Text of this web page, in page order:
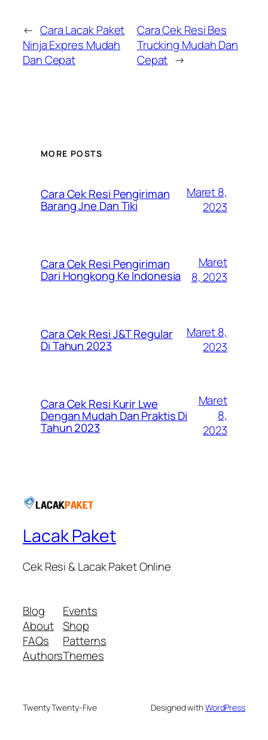
← Cara Lacak Paket
Ninja Expres Mudah
Dan Cepat
Cara Cek Resi Bes
Trucking Mudah Dan
Cepat →
MORE POSTS
Cara Cek Resi Pengiriman
Barang Jne Dan Tiki
Maret 8,
2023
Cara Cek Resi Pengiriman
Dari Hongkong Ke Indonesia
Maret
8, 2023
Cara Cek Resi J&T Regular
Di Tahun 2023
Maret 8,
2023
Cara Cek Resi Kurir Lwe
Dengan Mudah Dan Praktis Di
Tahun 2023
Maret
8,
2023
Lacak Paket
Cek Resi & Lacak Paket Online
Blog
About
FAQs
Authors
Events
Shop
Patterns
Themes
Twenty Twenty-Five Designed withWordPress